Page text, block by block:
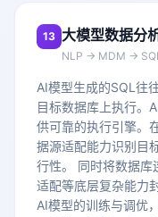
13 大模型数据分
NLP → MDM →
AI模型生成的SQL往
目标数据库上执行。
供可靠的执行引擎。
据源适配能力识别目
行性。 同时将数据库
适配等底层复杂能力
AI模型的训练与调优